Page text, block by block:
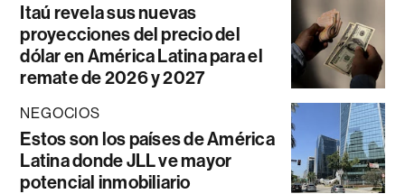
Itaú revela sus nuevas
proyecciones del precio del
dólar en América Latina para el
remate de 2026 y 2027
NEGOCIOS
Estos son los países de América
Latina donde JLL ve mayor
potencial inmobiliario